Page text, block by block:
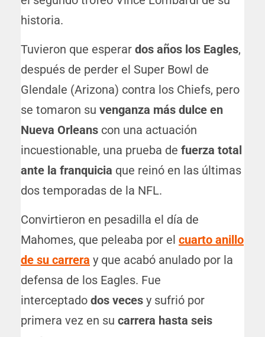
historia.
Tuvieron que esperar dos años los Eagles,
después de perder el Super Bowl de
Glendale (Arizona) contra los Chiefs, pero
se tomaron su venganza más dulce en
Nueva Orleans con una actuación
incuestionable, una prueba de fuerza total
ante la franquicia que reinó en las últimas
dos temporadas de la NFL.
Convirtieron en pesadilla el día de
Mahomes, que peleaba por el cuarto anillo
de su carrera y que acabó anulado por la
defensa de los Eagles. Fue
interceptado dos veces y sufrió por
primera vez en su carrera hasta seis